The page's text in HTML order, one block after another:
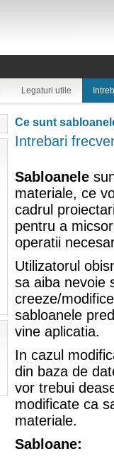
Legaturi utile
Ce sunt
Intrebari
Sabloanele
materiale, ce
cadrul
pentru a
operatii
Utilizatorul
sa aiba nevoie
creeze/
sabloanele
vine aplicatia.
In cazul
din baza de
vor trebui
modificate ca
materiale.
Sabloane: